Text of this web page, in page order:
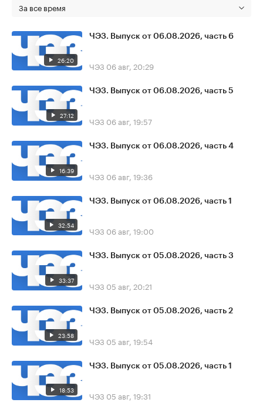
За все время
26:20
ЧЭЗ. Выпуск от 06.08.2026, часть 6
ЧЭЗ 06 авг, 20:29
27:12
ЧЭЗ. Выпуск от 06.08.2026, часть 5
ЧЭЗ 06 авг, 19:57
16:39
ЧЭЗ. Выпуск от 06.08.2026, часть 4
ЧЭЗ 06 авг, 19:36
32:54
ЧЭЗ. Выпуск от 06.08.2026, часть 1
ЧЭЗ 06 авг, 19:00
33:37
ЧЭЗ. Выпуск от 05.08.2026, часть 3
ЧЭЗ 05 авг, 20:21
23:58
ЧЭЗ. Выпуск от 05.08.2026, часть 2
ЧЭЗ 05 авг, 19:54
18:53
ЧЭЗ. Выпуск от 05.08.2026, часть 1
ЧЭЗ 05 авг, 19:31